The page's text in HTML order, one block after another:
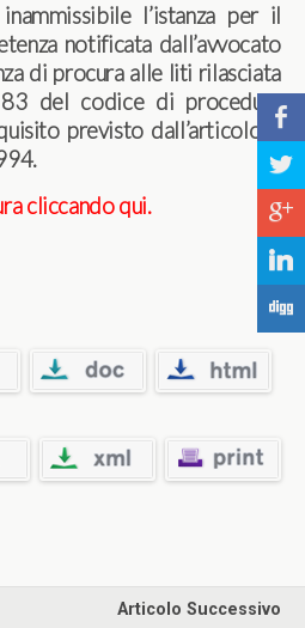
l’istanza per il
notificata dall’avvocato
di procura alle liti rilasciata
del codice di procedura
previsto dall’articolo 1
cliccando qui.
Articolo Successivo
b
a
c
j
F